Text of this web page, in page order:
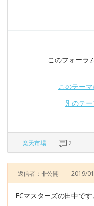
このフォーラ
このテー
別のテ
楽天市場 2
返信者：非公開 2019/
ECマスターズの田中です。